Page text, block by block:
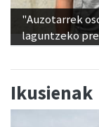
"Auzotarrek
laguntzeko
Ikusienak